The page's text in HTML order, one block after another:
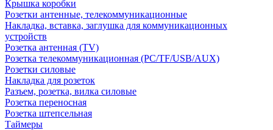
Крышка коробки
Розетки антенные, телекоммуникационные
Накладка, вставка, заглушка для коммуникационных
устройств
Розетка антенная (TV)
Розетка телекоммуникационная (PC/TF/USB/AUX)
Розетки силовые
Накладка для розеток
Разъем, розетка, вилка силовые
Розетка переносная
Розетка штепсельная
Таймеры